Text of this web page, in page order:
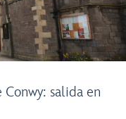
salida en